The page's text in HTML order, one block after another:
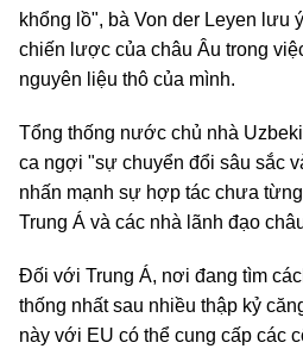
khổng lồ", bà Von der Leyen lưu
chiến lược của châu Âu trong
nguyên liệu thô của mình.
Tổng thống nước chủ nhà
ca ngợi "sự chuyển đổi sâu sắc
nhấn mạnh sự hợp tác chưa
Trung Á và các nhà lãnh đạo
Đối với Trung Á, nơi đang tìm
thống nhất sau nhiều thập kỷ
này với EU có thể cung cấp các